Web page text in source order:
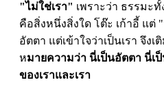
"ไม่ใช่เรา" เพราะว่า ธรรมะ
คือสิ่งหนึ่งสิ่งใด โต๊ะ เก้าอี้ แต่
อัตตา แต่เข้าใจว่าเป็นเรา จึง
หมายความว่า นี่เป็นอัตตา นี่เ
ของเราและเรา